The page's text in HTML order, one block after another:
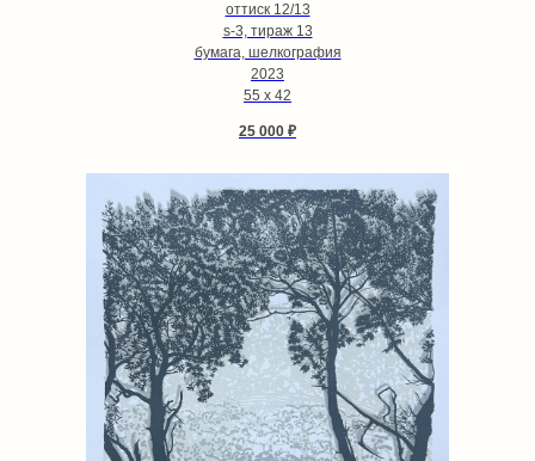
оттиск 12/13
s-3, тираж 13
бумага, шелкография
2023
55 х 42
25 000 ₽